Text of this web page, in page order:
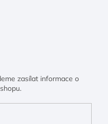
zasílat informace o